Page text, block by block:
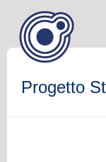
Progetto